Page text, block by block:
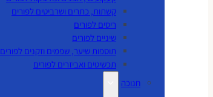
קשתות, כתרים ושרביטים לפורים
ריסים לפורים
שיניים לפורים
תוספות שיער, שפמים וזקנים לפורים
תכשיטים ואביזרים לפורים
חנוכה